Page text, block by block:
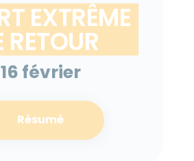
EXTRÊME
RETOUR
16 février
Résumé